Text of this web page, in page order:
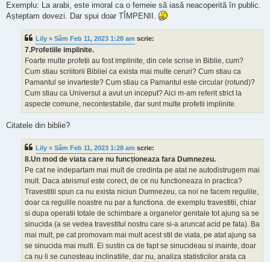
Exemplu: La arabi, este imoral ca o femeie să iasă neacoperită în public.
Așteptam dovezi. Dar spui doar TÎMPENII.
Lily » Sâm Feb 11, 2023 1:28 am scrie:
7.Profetiile implinite.
Foarte multe profetii au fost implinite, din cele scrise in Biblie, cum?
Cum stiau scriitorii Bibliei ca exista mai multe ceruri? Cum stiau ca
Pamantul se invarteste? Cum stiau ca Pamantul este circular (rotund)?
Cum stiau ca Universul a avut un inceput? Aici m-am referit strict la
aspecte comune, necontestabile, dar sunt multe profetii implinite.
Citatele din biblie?
Lily » Sâm Feb 11, 2023 1:28 am scrie:
8.Un mod de viata care nu funcționeaza fara Dumnezeu.
Pe cat ne indepartam mai mult de credinta pe atat ne autodistrugem mai
mult. Daca ateismul este corect, de ce nu functioneaza in practica?
Travestitii spun ca nu exista niciun Dumnezeu, ca noi ne facem regulile,
doar ca regulile noastre nu par a functiona. de exemplu travestitii, chiar
si dupa operatii totale de schimbare a organelor genitale tot ajung sa se
sinucida (a se vedea travestitul nostru care si-a aruncat acid pe fata). Ba
mai mult, pe cat promovam mai mult acest stil de viata, pe atat ajung sa
se sinucida mai multi. Ei sustin ca de fapt se sinucideau si inainte, doar
ca nu li se cunosteau inclinatiile, dar nu, analiza statisticilor arata ca